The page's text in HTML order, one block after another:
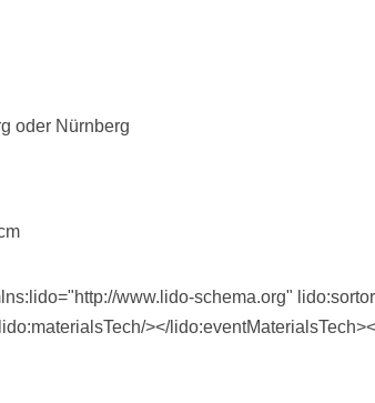
oder Nürnberg
www.lido-schema.org"
></